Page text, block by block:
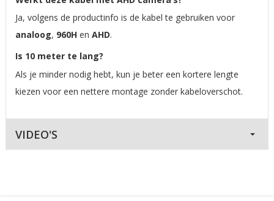
Ja, volgens de productinfo is de kabel te gebruiken voor
analoog, 960Hen AHD.
Is 10 meter te lang?
Als je minder nodig hebt, kun je beter een kortere lengte
kiezen voor een nettere montage zonder kabeloverschot.
VIDEO'S